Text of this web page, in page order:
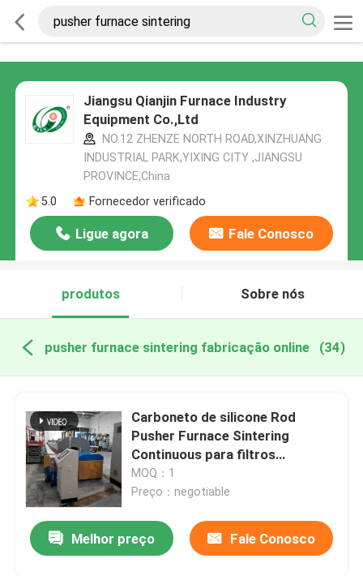
Jiangsu Qianjin Furnace Industry
Equipment Co.,Ltd
NO.12 ZHENZE NORTH ROAD,XINZHUANG
INDUSTRIAL PARK,YIXING CITY ,JIANGSU
PROVINCE,China
5.0
Fornecedor verificado
Ligue agora Fale Conosco
produtos Sobre nós
pusher furnace sintering fabricação online (34)
Carboneto de silicone Rod
Pusher Furnace Sintering
Continuous para filtros
cerâmicos
MOQ：1
Preço：negotiable
Melhor preço Fale Conosco